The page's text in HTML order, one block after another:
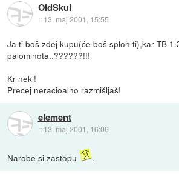
OldSkul
:: 13. maj 2001, 15:55
Ja ti boš zdej kupu(če boš sploh ti),kar TB
palominota..??????!!!
Kr neki!
Precej neracioalno razmišljaš!
element
:: 13. maj 2001, 16:06
Narobe si zastopu .